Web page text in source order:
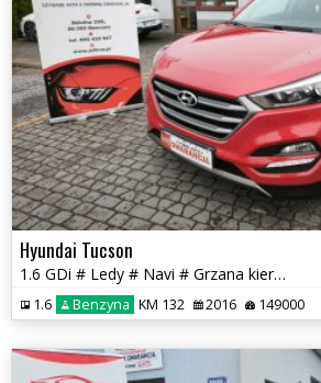
Hyundai Tucson
1.6 GDi # Ledy # Navi # Grzana kierownica # PDC # GWARANCJA !!!
1.6 Benzyna KM 132 2016 149000